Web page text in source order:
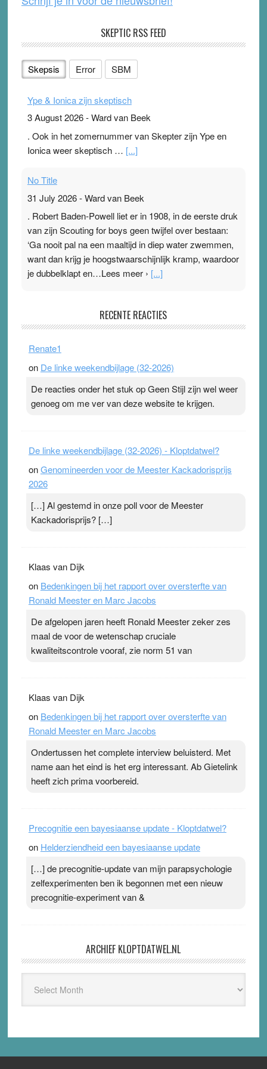
SKEPTIC RSS FEED
Skepsis Error SBM
Ype & Ionica zijn skeptisch
3 August 2026-Ward van Beek
. Ook in het zomernummer van Skepter zijn Ype en
Ionica weer skeptisch … [...]
No Title
31 July 2026-Ward van Beek
. Robert Baden-Powell liet er in 1908, in de eerste druk
van zijn Scouting for boys geen twijfel over bestaan:
‘Ga nooit pal na een maaltijd in diep water zwemmen,
want dan krijg je hoogstwaarschijnlijk kramp, waardoor
je dubbelklapt en…Lees meer › [...]
Ward van Beek
topsporters. Ze hopen ermee hun hartslag te verlagen
terwijl ze meer zuurstof opnemen. Daarop heeft zo’n
ademen’ kan goud waard zijn. Door…Lees meer
Pleisterplakkers in de topspsort ›[...]
RECENTE REACTIES
Renate1
on De linke weekendbijlage (32-2026)
De reacties onder het stuk op Geen Stijl zijn wel weer
genoeg om me ver van deze website te krijgen.
De linke weekendbijlage (32-2026) - Kloptdatwel?
onGenomineerden voor de Meester Kackadorisprijs
2026
[…] Al gestemd in onze poll voor de Meester
Kackadorisprijs? […]
Klaas van Dijk
on Bedenkingen bij het rapport over oversterfte van
Ronald Meester en Marc Jacobs
De afgelopen jaren heeft Ronald Meester zeker zes
maal de voor de wetenschap cruciale
kwaliteitscontrole vooraf, zie norm 51 van
Klaas van Dijk
on Bedenkingen bij het rapport over oversterfte van
Ronald Meester en Marc Jacobs
Ondertussen het complete interview beluisterd. Met
name aan het eind is het erg interessant. Ab Gietelink
heeft zich prima voorbereid.
Precognitie een bayesiaanse update - Kloptdatwel?
on Helderziendheid een bayesiaanse update
[…] de precognitie-update van mijn parapsychologie
zelfexperimenten ben ik begonnen met een nieuw
precognitie-experiment van &
ARCHIEF KLOPTDATWEL.NL
Kloptdatwel.nl